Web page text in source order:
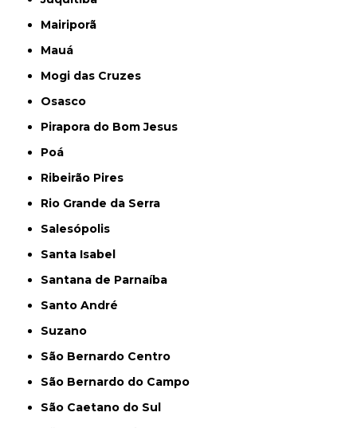
Mairiporã
Mauá
Mogi das Cruzes
Osasco
Pirapora do Bom Jesus
Poá
Ribeirão Pires
Rio Grande da Serra
Salesópolis
Santa Isabel
Santana de Parnaíba
Santo André
Suzano
São Bernardo Centro
São Bernardo do Campo
São Caetano do Sul